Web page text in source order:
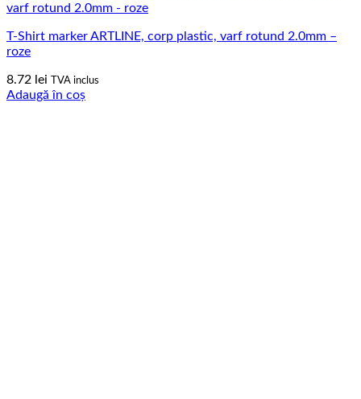
T-Shirt marker ARTLINE, corp plastic, varf rotund 2.0mm –
roze
8.72 lei TVA inclus
Adaugă în coș